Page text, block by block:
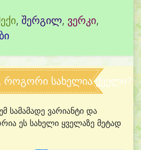
, შერგილ, ვერკი,
როგორი სახელია ქველი?
სამამადე ვარიანტი და
ეს სახელი ყველაზე მეტად